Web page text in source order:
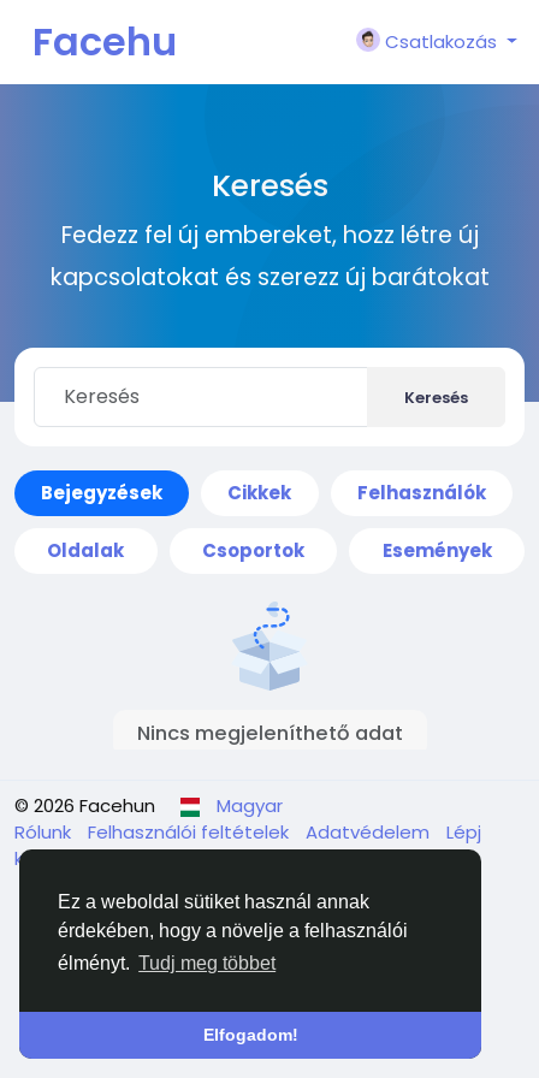
Ez a weboldal sütiket használ annak
érdekében, hogy a növelje a felhasználói
élményt. Tudj meg többet
Elfogadom!
Facehu
Csatlakozás
Keresés
Fedezz fel új embereket, hozz létre új
kapcsolatokat és szerezz új barátokat
Keresés
Bejegyzések Cikkek Felhasználók
Oldalak Csoportok Események
Nincs megjeleníthető adat
© 2026 Facehun
Magyar
Rólunk
Felhasználói feltételek Adatvédelem
Lépj
kapcsolatba velünk